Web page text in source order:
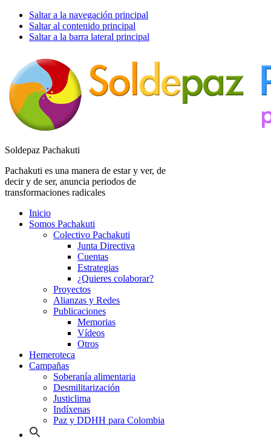
Saltar a la navegación principal
Saltar al contenido principal
Saltar a la barra lateral principal
Soldepaz Pachakuti
Pachakuti es una manera de estar y ver, de
decir y de ser, anuncia periodos de
transformaciones radicales
Inicio
Somos Pachakuti
Colectivo Pachakuti
Junta Directiva
Cuentas
Estrategias
¿Quieres colaborar?
Proyectos
Alianzas y Redes
Publicaciones
Memorias
Vídeos
Otros
Hemeroteca
Campañas
Soberanía alimentaria
Desmilitarización
Justiclima
Indíxenas
Paz y DDHH para Colombia